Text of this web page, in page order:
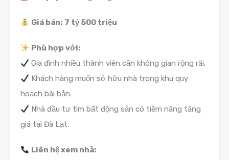
Giá bán: 7 tỷ 500 triệu
Phù hợp với:
Gia đình nhiều thành viên cần không gian rộng rãi.
Khách hàng muốn sở hữu nhà trong khu quy
hoạch bài bản.
Nhà đầu tư tìm bất động sản có tiềm năng tăng
giá tại Đà Lạt.
Liên hệ xem nhà: